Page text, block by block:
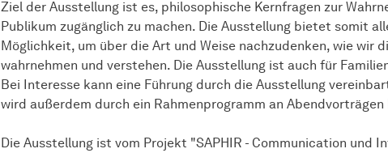
Ziel der Ausstellung ist es, philosophische Kernfragen zur
Publikum zugänglich zu machen. Die Ausstellung bietet somit
Möglichkeit, um über die Art und Weise nachzudenken, wie wir
wahrnehmen und verstehen. Die Ausstellung ist auch für
Bei Interesse kann eine Führung durch die Ausstellung
wird außerdem durch ein Rahmenprogramm an
Die Ausstellung ist vom Projekt "SAPHIR - Communication und